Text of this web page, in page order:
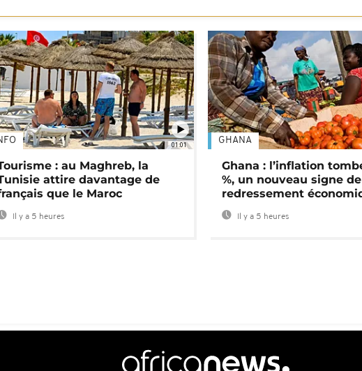
01:01
: au Maghreb, la
attire davantage de
que le Maroc
Il y a 5 heures
GHANA
Ghana : l’inflation
%, un nouveau signe de
redressement
Il y a 5 heures